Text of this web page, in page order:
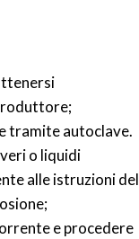
tramite autoclave.
o liquidi
alle istruzioni del
e procedere